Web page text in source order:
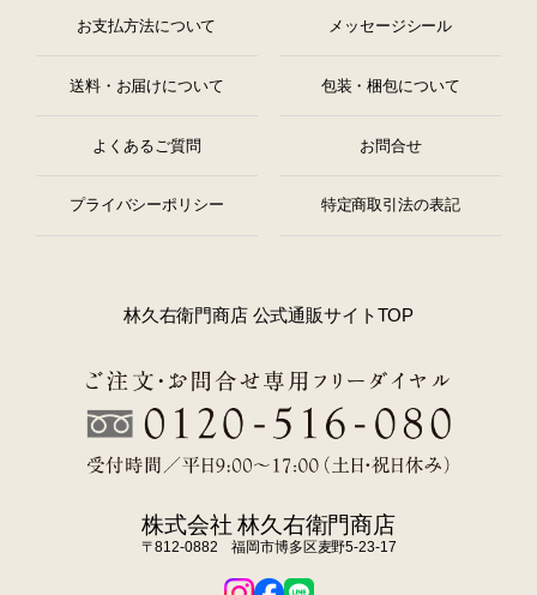
お支払方法について メッセージシール
送料・お届けについて 包装・梱包について
よくあるご質問 お問合せ
プライバシーポリシー 特定商取引法の表記
林久右衛門商店 公式通販サイトTOP
株式会社 林久右衛門商店
〒812-0882 福岡市博多区麦野5-23-17